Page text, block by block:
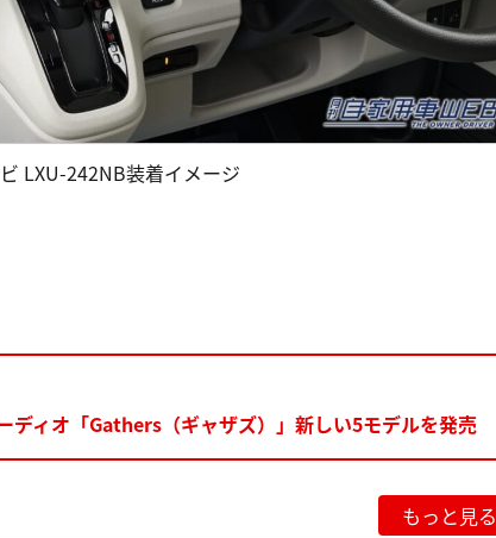
LXU-242NB装着イメージ
ディオ「Gathers（ギャザズ）」新しい5モデルを発売
もっと見る